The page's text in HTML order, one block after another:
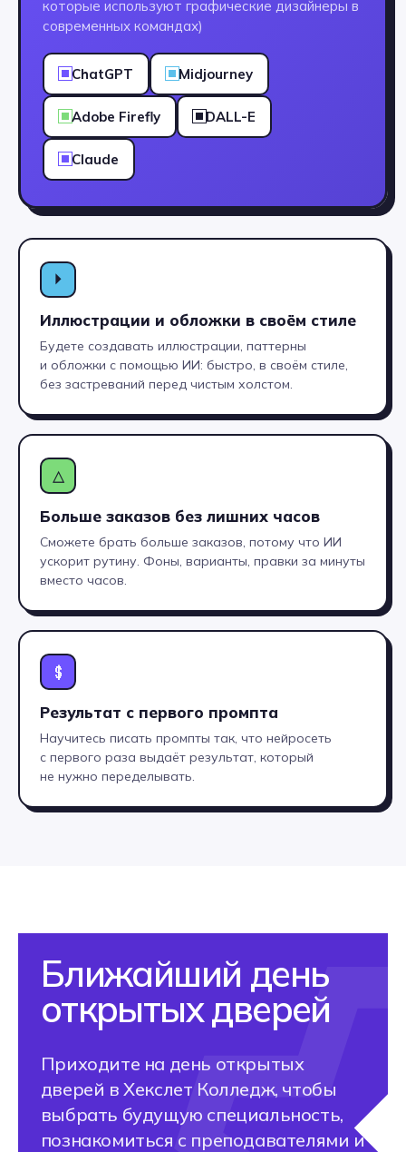
которые используют графические дизайнеры в
современных командах)
ChatGPT Midjourney
Adobe Firefly DALL-E
Claude
⏵
Иллюстрации и обложки в своём стиле
Будете создавать иллюстрации, паттерны
и обложки с помощью ИИ: быстро, в своём стиле,
без застреваний перед чистым холстом.
△
Больше заказов без лишних часов
Сможете брать больше заказов, потому что ИИ
ускорит рутину. Фоны, варианты, правки за минуты
вместо часов.
$
Результат с первого промпта
Научитесь писать промпты так, что нейросеть
с первого раза выдаёт результат, который
не нужно переделывать.
[ КЕМ МОЖНО РАБОТАТЬ
ПОСЛЕ ОБУЧЕНИЯ? ]
Одна специальность
— несколько
профессиональных
направлений!
Выбери свой
карьерный путь →
ИЛЛЮСТРАТОР
КОНТЕНТ-КРЕАТОР
ГРАФИЧЕСКИЙ
ДИЗАЙНЕР
экзаменам
На сокращенную программу
обучения с перезачетом
части дисциплин
Хекслет Колледж
сотрудничает с 20+ вузами
страны, предлагая
поступление на льготных
условиях
С ДИПЛОМОМ
КОЛЛЕДЖА